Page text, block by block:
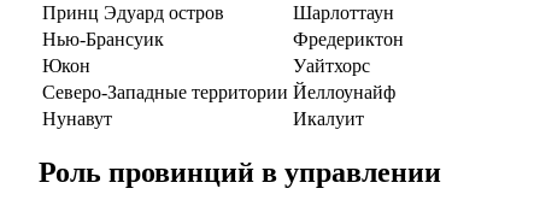
Принц Эдуард остров
Шарлоттаун
Нью-Брансуик
Фредериктон
Юкон
Уайтхорс
Северо-Западные территории Йеллоунайф
Нунавут
Икалуит
Роль провинций в управлении